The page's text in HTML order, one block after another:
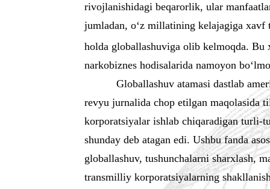
rivojlanishidagi beqarorlik, ular
jumladan, o‘z millatining kelajagiga xavf
holda globallashuviga olib kelmoqda.
narkobiznes hodisalarida namoyon
Globallashuv atamasi dastlab
revyu jurnalida chop etilgan
korporatsiyalar ishlab chiqaradigan turli-
shunday deb atagan edi. Ushbu fanda
globallashuv, tushunchalarni sharxlash,
transmilliy korporatsiyalarning